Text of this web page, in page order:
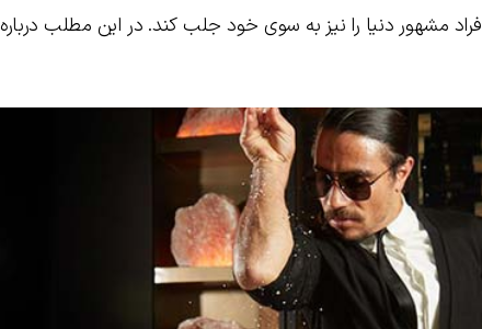
مشهور دنیا را نیز به سوی خود جلب کند. در این مطلب درباره